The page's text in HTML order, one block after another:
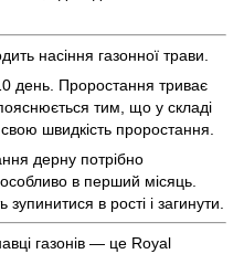
насіння газонної трави.
день. Проростання триває
тим, що у складі
швидкість проростання.
дерну потрібно
особливо в перший місяць.
в рості і загинути.
газонів — це Royal